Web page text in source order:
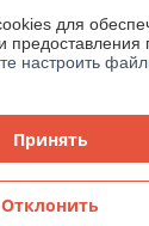
Инвест"
ул.Промышленная
192615445
для
настроить
Принять
Отклонить